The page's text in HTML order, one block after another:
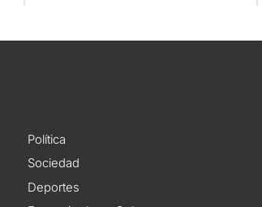
Política
Sociedad
Deportes